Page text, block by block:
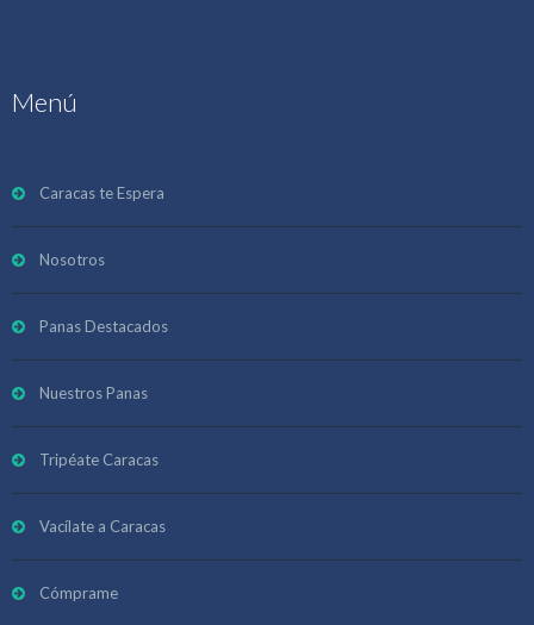
Menú
Caracas te Espera
Nosotros
Panas Destacados
Nuestros Panas
Tripéate Caracas
Vacílate a Caracas
Cómprame